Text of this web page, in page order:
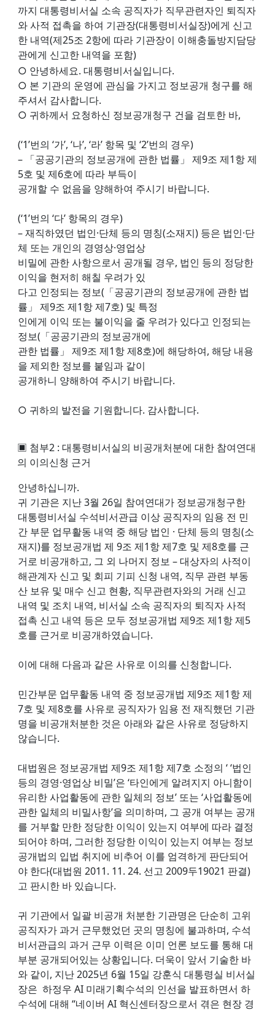
까지 대통령비서실 소속 공직자가 직무관련자인 퇴직자
와 사적 접촉을 하여 기관장(대통령비서실장)에게 신고
한 내역(제25조 2항에 따라 기관장이 이해충돌방지담당
관에게 신고한 내역을 포함)
○ 안녕하세요. 대통령비서실입니다.
○ 본 기관의 운영에 관심을 가지고 정보공개 청구를 해
주셔서 감사합니다.
○ 귀하께서 요청하신 정보공개청구 건을 검토한 바,
(‘1’번의 ‘가’, ‘나’, ‘라’ 항목 및 ‘2’번의 경우)
– 「공공기관의 정보공개에 관한 법률」 제9조 제1항 제
5호 및 제6호에 따라 부득이
공개할 수 없음을 양해하여 주시기 바랍니다.
(‘1’번의 ‘다’ 항목의 경우)
– 재직하였던 법인·단체 등의 명칭(소재지) 등은 법인·단
체 또는 개인의 경영상·영업상
비밀에 관한 사항으로서 공개될 경우, 법인 등의 정당한
이익을 현저히 해칠 우려가 있
다고 인정되는 정보(「공공기관의 정보공개에 관한 법
률」 제9조 제1항 제7호) 및 특정
인에게 이익 또는 불이익을 줄 우려가 있다고 인정되는
정보(「공공기관의 정보공개에
관한 법률」 제9조 제1항 제8호)에 해당하여, 해당 내용
을 제외한 정보를 붙임과 같이
공개하니 양해하여 주시기 바랍니다.
○ 귀하의 발전을 기원합니다. 감사합니다.
▣ 첨부2 : 대통령비서실의 비공개처분에 대한 참여연대
의 이의신청 근거
안녕하십니까.
귀 기관은 지난 3월 26일 참여연대가 정보공개청구한
대통령비서실 수석비서관급 이상 공직자의 임용 전 민
간 부문 업무활동 내역 중 해당 법인 · 단체 등의 명칭(소
재지)를 정보공개법 제 9조 제1항 제7호 및 제8호를 근
거로 비공개하고, 그 외 나머지 정보 – 대상자의 사적이
해관계자 신고 및 회피 기피 신청 내역, 직무 관련 부동
산 보유 및 매수 신고 현황, 직무관련자와의 거래 신고
내역 및 조치 내역, 비서실 소속 공직자의 퇴직자 사적
접촉 신고 내역 등은 모두 정보공개법 제9조 제1항 제5
호를 근거로 비공개하였습니다.
이에 대해 다음과 같은 사유로 이의를 신청합니다.
민간부문 업무활동 내역 중 정보공개법 제9조 제1항 제
7호 및 제8호를 사유로 공직자가 임용 전 재직했던 기관
명을 비공개처분한 것은 아래와 같은 사유로 정당하지
않습니다.
대법원은 정보공개법 제9조 제1항 제7호 소정의 ‘ ‘법인
등의 경영·영업상 비밀’은 ‘타인에게 알려지지 아니함이
유리한 사업활동에 관한 일체의 정보’ 또는 ‘사업활동에
관한 일체의 비밀사항’을 의미하며, 그 공개 여부는 공개
를 거부할 만한 정당한 이익이 있는지 여부에 따라 결정
되어야 하며, 그러한 정당한 이익이 있는지 여부는 정보
공개법의 입법 취지에 비추어 이를 엄격하게 판단되어
야 한다(대법원 2011. 11. 24. 선고 2009두19021 판결)
고 판시한 바 있습니다.
귀 기관에서 일괄 비공개 처분한 기관명은 단순히 고위
공직자가 과거 근무했었던 곳의 명칭에 불과하며, 수석
비서관급의 과거 근무 이력은 이미 언론 보도를 통해 대
부분 공개되어있는 상황입니다. 더욱이 앞서 기술한 바
와 같이, 지난 2025년 6월 15일 강훈식 대통령실 비서실
장은 하정우 AI 미래기획수석의 인선을 발표하면서 하
수석에 대해 “네이버 AI 혁신센터장으로서 겪은 현장 경